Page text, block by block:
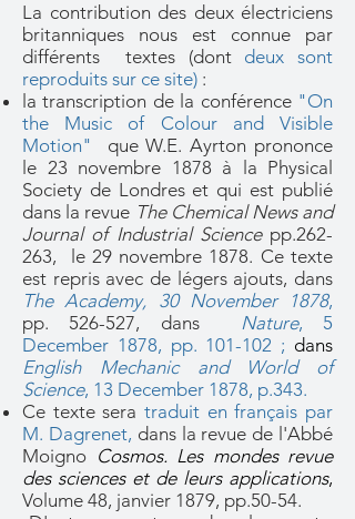
La contribution des deux électriciens
britanniques nous est connue par
différents textes (dont deux sont
reproduits sur ce site) :
la transcription de la conférence "On
the Music of Colour and Visible
Motion"
que W.E. Ayrton prononce
le 23 novembre 1878 à la Physical
Society de Londres et qui est publié
dans la revue The Chemical News and
Journal of Industrial Sciencepp.262-
263, le 29 novembre 1878. Ce texte
est repris avec de légers ajouts, dans
The Academy, 30 November 1878,
pp. 526-527, dans Nature, 5
December 1878, pp. 101-102 ; dans
English Mechanic and World of
Science, 13 December 1878, p.343.
Ce texte sera traduit en français par
M. Dagrenet, dans la revue de l'Abbé
Moigno Cosmos. Les mondes revue
des sciences et de leurs applications,
Volume 48, janvier 1879, pp.50-54.